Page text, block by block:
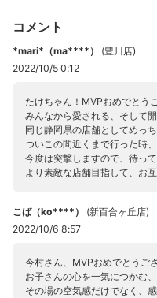
コメント
*mari*（ma****） (豊川店)
2022/10/5 0:12
たけちゃん！MVPおめでとう
みんなから愛される、そして
同じ静岡県の店舗としてめっ
ついこの間近くまで行った時
今度は突撃しますので、待っ
より素敵な店舗目指して、お
こば（ko****） (新百合ヶ丘店)
2022/10/6 8:57
今村さん、MVPおめでとうご
お子さんの心を一気につかむ、
その場の空気感だけでなく、